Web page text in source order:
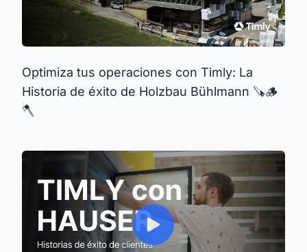
Optimiza tus operaciones con Timly: La
Historia de éxito de Holzbau Bühlmann 🪚🪵
🪓